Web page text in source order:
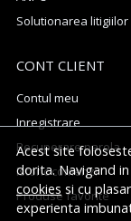
Acest site
dorita. Navigand
cookies si cu
experienta
Solutionarea litigiilor
CONT CLIENT
Contul meu
Inregistrare
Recuperare parola
Istoric comenzi
Produse favorite